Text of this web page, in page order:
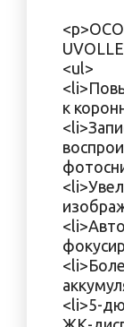
<ul>
к
<li>5-